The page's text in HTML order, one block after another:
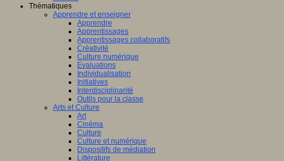
Thématiques
Apprendre et enseigner
Apprendre
Apprentissages
Apprentissages collaboratifs
Créativité
Culture numérique
Evaluations
Individualisation
Initiatives
Interdisciplinarité
Outils pour la classe
Arts et Culture
Art
Cinéma
Culture
Culture et numérique
Dispositifs de médiation
Littérature